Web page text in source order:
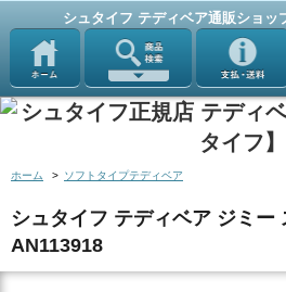
シュタイフ テディベア通販ショッ
ホーム > ソフトタイプテディベア
シュタイフ テディベア ジミー
AN113918